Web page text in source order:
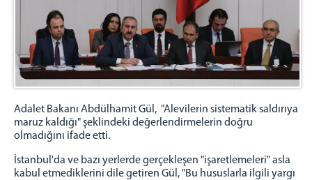
Adalet Bakanı Abdülhamit Gül, "Alevilerin sistematik saldırıya
maruz kaldığı" şeklindeki değerlendirmelerin doğru
olmadığını ifade etti.
İstanbul'da ve bazı yerlerde gerçekleşen "işaretlemeleri" asla
kabul etmediklerini dile getiren Gül, "Bu hususlarla ilgili yargı